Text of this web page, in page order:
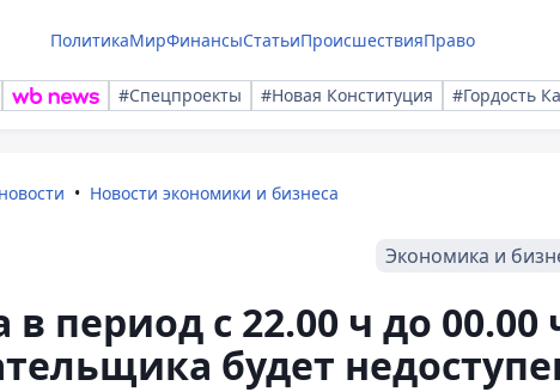
ПолитикаМирФинансыСтатьиПроисшествияПраво
#Спецпроекты #Новая Конституция #Гордость
Новости экономики и бизнеса
Экономика и
в период с 22.00 ч до 00.00
будет